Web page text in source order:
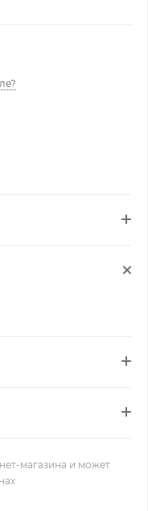
магазина и может